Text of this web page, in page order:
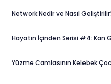
Network Nedir ve Nasıl
Hayatın İçinden Serisi #4: Kan
Yüzme Camiasının Kelebek